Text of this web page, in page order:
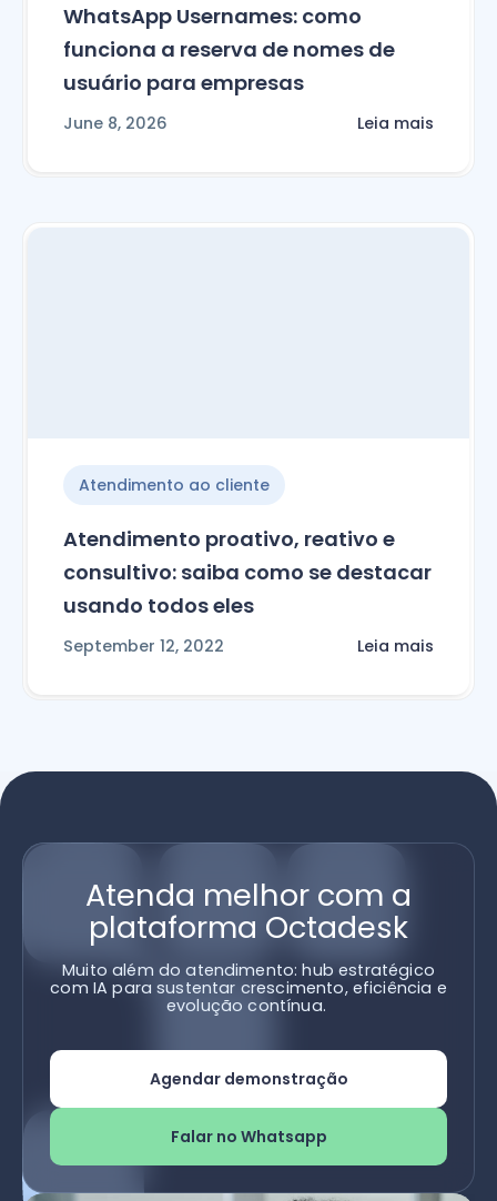
WhatsApp Usernames: como
funciona a reserva de nomes de
usuário para empresas
June 8, 2026 Leia mais
Atendimento ao cliente
Atendimento proativo, reativo e
consultivo: saiba como se destacar
usando todos eles
September 12, 2022 Leia mais
Atenda melhor com a
plataforma Octadesk
Muito além do atendimento: hub estratégico
com IA para sustentar crescimento, eficiência e
evolução contínua.
Agendar demonstração
Falar no Whatsapp